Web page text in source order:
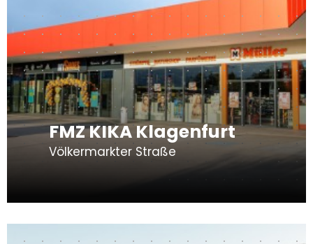
FMZ KIKA Klagenfurt
Völkermarkter Straße